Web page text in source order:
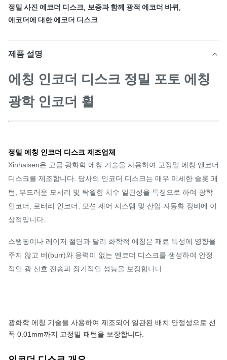
정밀 사진 에코더 디스크, 보증과 함께 광적 에코더 바퀴,
에코더에 대한 에코더 디스크
제품 설명
에칭 인코더 디스크 정밀 포토 에칭
광학 인코더 휠
정밀 에칭 인코더 디스크 제조업체
Xinhaisen은 고급 광화학 에칭 기술을 사용하여 고정밀 에칭 엔코더
디스크를 제조합니다. 당사의 인코더 디스크는 매우 미세한 슬롯 패
턴, 부드러운 모서리 및 탁월한 치수 일관성을 특징으로 하여 광학
인코더, 로터리 인코더, 모션 제어 시스템 및 산업 자동화 장비에 이
상적입니다.
스탬핑이나 레이저 절단과 달리 화학적 에칭은 재료 특성에 영향을
주지 않고 버(burr)와 응력이 없는 엔코더 디스크를 생성하여 안정
적인 광 신호 전송과 장기적인 성능을 보장합니다.
광화학 에칭 기술을 사용하여 제조되어 일관된 배치 안정성으로 선
폭 0.01mm까지 고정밀 패턴을 보장합니다.